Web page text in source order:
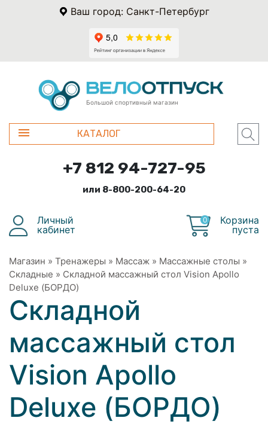
Ваш город: Санкт-Петербург
Большой спортивный магазин
КАТАЛОГ
+7 812 94-727-95
или 8-800-200-64-20
Личный
кабинет
0
Корзина
пуста
Магазин » Тренажеры » Массаж » Массажные столы »
Складные » Складной массажный стол Vision Apollo
Deluxe (БОРДО)
Складной
массажный стол
Vision Apollo
Deluxe (БОРДО)